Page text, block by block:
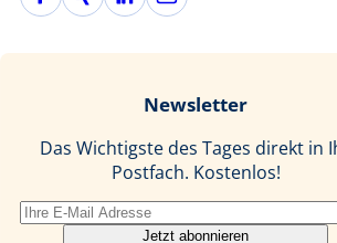
a
i
i
n
-
l
Newsletter
Das Wichtigste des Tages direkt in
Postfach. Kostenlos!
Jetzt abonnieren